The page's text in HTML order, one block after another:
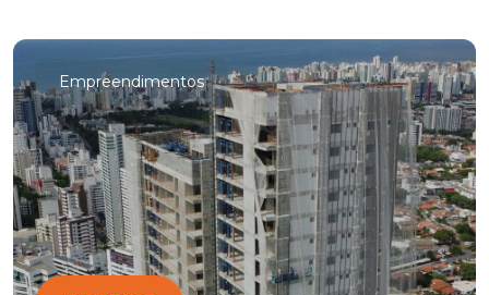
Empreendimentos